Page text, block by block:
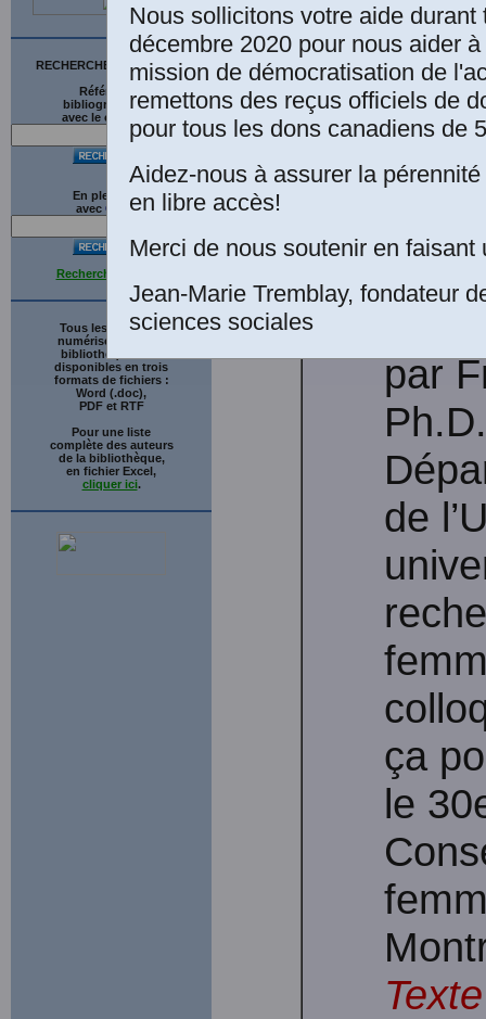
RECHERCHE SUR LE SITE
Références
bibliographiques
avec le catalogue
En plein texte
avec G gle
Recherche avancée
Tous les ouvrages
numérisés de cette
bibliothèque sont
disponibles en trois
formats de fichiers :
Word (.doc),
PDF et RTF
Pour une liste
complète des auteurs
de la bibliothèque,
en fichier Excel,
cliquer ici.
“
par
de
ça
le
Nous sollicitons votre aide durant
décembre 2020 pour nous aider
mission de démocratisation de
remettons des reçus officiels de
pour tous les dons canadiens de
Aidez-nous à assurer la
en libre accès!
Merci de nous soutenir en faisant
Jean-Marie Tremblay, fondateur
sciences sociales